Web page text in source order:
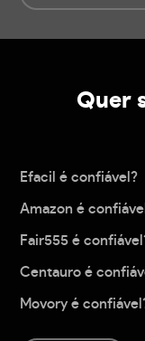
Quer
Efacil é confiável?
Amazon é
Fair555 é
Centauro é
Movory é